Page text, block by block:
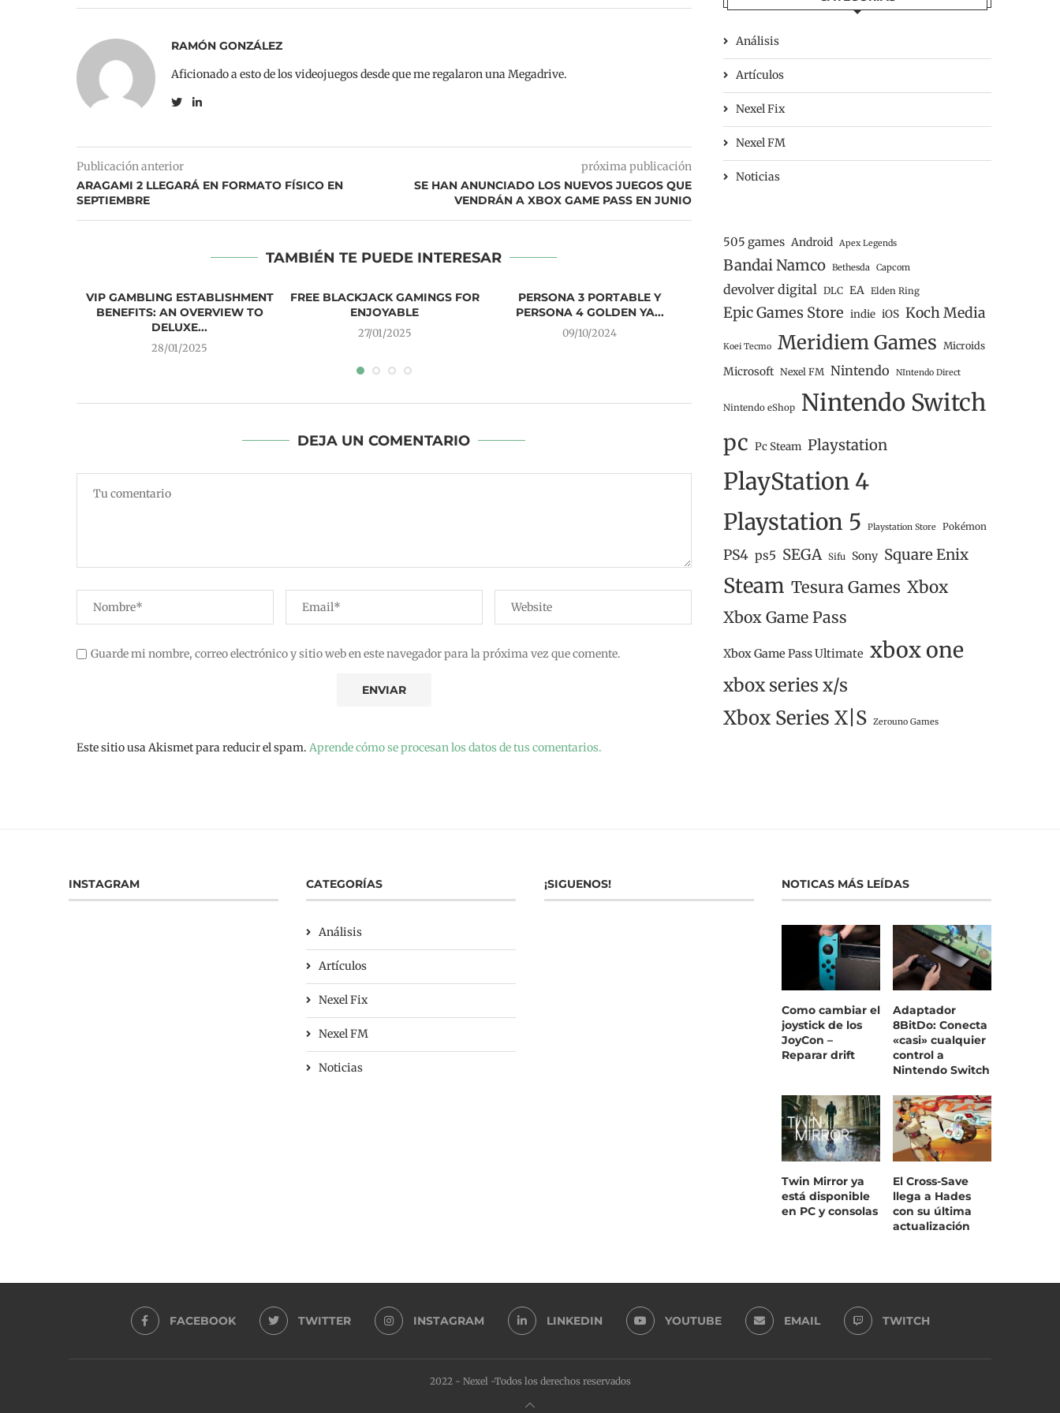
RAMÓN GONZÁLEZ
Aficionado a esto de los videojuegos desde que me regalaron una Megadrive.
Publicación anterior
ARAGAMI 2 LLEGARÁ EN FORMATO FÍSICO EN
SEPTIEMBRE
próxima publicación
SE HAN ANUNCIADO LOS NUEVOS JUEGOS QUE
VENDRÁN A XBOX GAME PASS EN JUNIO
TAMBIÉN TE PUEDE INTERESAR
VIP GAMBLING ESTABLISHMENT
BENEFITS: AN OVERVIEW TO
DELUXE...
28/01/2025
FREE BLACKJACK GAMINGS FOR
ENJOYABLE
27/01/2025
PERSONA 3 PORTABLE Y
PERSONA 4 GOLDEN YA...
09/10/2024
THE CROWN OF WU NO ESTÁ A
LA...
29/03/2023
DEJA UN COMENTARIO
Guarde mi nombre, correo electrónico y sitio web en este navegador para la próxima vez que comente.
Este sitio usa Akismet para reducir el spam. Aprende cómo se procesan los datos de tus comentarios.
Análisis
Artículos
Nexel Fix
Nexel FM
Noticias
505 games Android Apex Legends
Bandai Namco Bethesda Capcom
devolver digital DLC EA Elden Ring
Epic Games Store indie iOS Koch Media
Koei Tecmo Meridiem Games Microids
Microsoft Nexel FM Nintendo NIntendo Direct
Nintendo eShop Nintendo Switch
pc Pc Steam Playstation
PlayStation 4
Playstation 5 Playstation Store Pokémon
PS4 ps5 SEGA Sifu Sony Square Enix
Steam Tesura Games Xbox
Xbox Game Pass
Xbox Game Pass Ultimate xbox one
xbox series x/s
Xbox Series X|S Zerouno Games
INSTAGRAM CATEGORÍAS
Análisis
Artículos
Nexel Fix
Nexel FM
Noticias
¡SIGUENOS! NOTICAS MÁS LEÍDAS
Como cambiar el
joystick de los
JoyCon –
Reparar drift
Adaptador
8BitDo: Conecta
«casi» cualquier
control a
Nintendo Switch
Twin Mirror ya
está disponible
en PC y consolas
El Cross-Save
llega a Hades
con su última
actualización
FACEBOOK TWITTER INSTAGRAM LINKEDIN YOUTUBE EMAIL TWITCH
2022 - Nexel -Todos los derechos reservados